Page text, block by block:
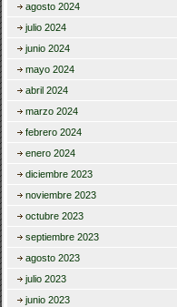
agosto 2024
julio 2024
junio 2024
mayo 2024
abril 2024
marzo 2024
febrero 2024
enero 2024
diciembre 2023
noviembre 2023
octubre 2023
septiembre 2023
agosto 2023
julio 2023
junio 2023